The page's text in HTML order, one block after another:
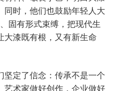
同时，他们也鼓励年轻人大
固有形式束缚，把现代生
大漆既有根，又有新生命
定了信念：传承不是一个
艺术家做好创作，企业做好